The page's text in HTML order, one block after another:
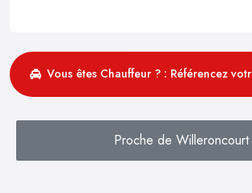
Vous êtes Chauffeur ? : Référencez
Proche de Willeroncourt